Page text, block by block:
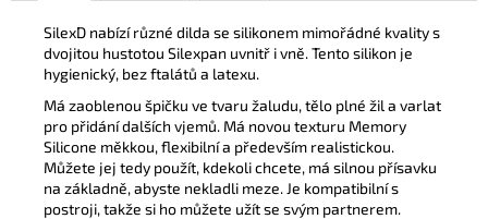
SilexD nabízí různé dilda se silikonem mimořádné kvality s
dvojitou hustotou Silexpan uvnitř i vně. Tento silikon je
hygienický, bez ftalátů a latexu.
Má zaoblenou špičku ve tvaru žaludu, tělo plné žil a varlat
pro přidání dalších vjemů. Má novou texturu Memory
Silicone měkkou, flexibilní a především realistickou.
Můžete jej tedy použít, kdekoli chcete, má silnou přísavku
na základně, abyste nekladli meze. Je kompatibilní s
postroji, takže si ho můžete užít se svým partnerem.